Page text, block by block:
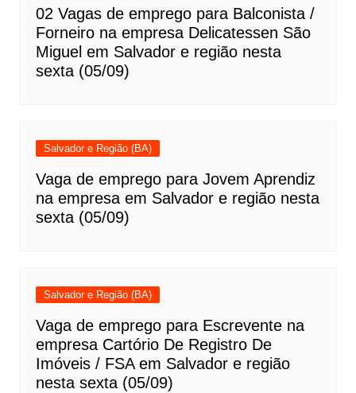
02 Vagas de emprego para Balconista /
Forneiro na empresa Delicatessen São
Miguel em Salvador e região nesta
sexta (05/09)
Salvador e Região (BA)
Vaga de emprego para Jovem Aprendiz
na empresa em Salvador e região nesta
sexta (05/09)
Salvador e Região (BA)
Vaga de emprego para Escrevente na
empresa Cartório De Registro De
Imóveis / FSA em Salvador e região
nesta sexta (05/09)